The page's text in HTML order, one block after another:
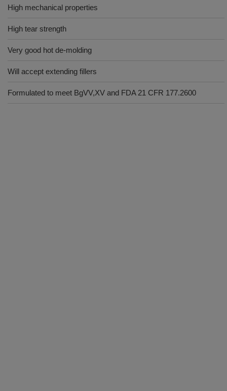
High mechanical properties
High tear strength
Very good hot de-molding
Will accept extending fillers
Formulated to meet BgVV,XV and FDA 21 CFR 177.2600